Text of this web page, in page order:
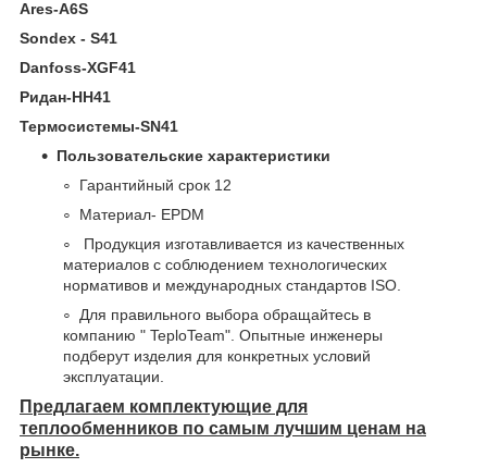
Ares-A6S
Sondex - S41
Danfoss-XGF41
Ридан-HH41
Термосистемы-SN41
Пользовательские характеристики
Гарантийный срок 12
Материал- EPDM
Продукция изготавливается из качественных
материалов с соблюдением технологических
нормативов и международных стандартов ISO.
Для правильного выбора обращайтесь в
компанию " TeploTeam". Опытные инженеры
подберут изделия для конкретных условий
эксплуатации.
Предлагаем комплектующие для
теплообменников по самым лучшим ценам на
рынке.